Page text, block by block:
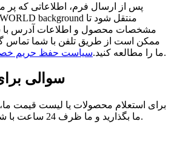
پس از ارسال فرم، اطلاعاتی که
مشخصات محصول و اطلاعات آدرس با
ممکن است از طریق تلفن با شما تماس
ما را مطالعه کنید.سیاست حفظ حریم برای جزئیات بیشتر.
سوالی
برای استعلام محصولات یا لیست قیمت ما،
ما بگذارید و ما ظرف 24 ساعت با شما تماس خواهیم گرفت.